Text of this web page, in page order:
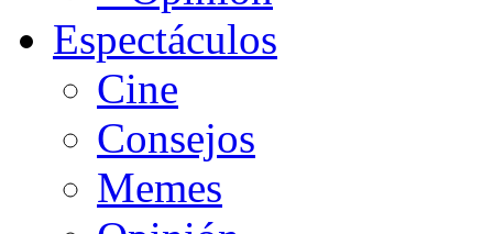
Espectáculos
Cine
Consejos
Memes